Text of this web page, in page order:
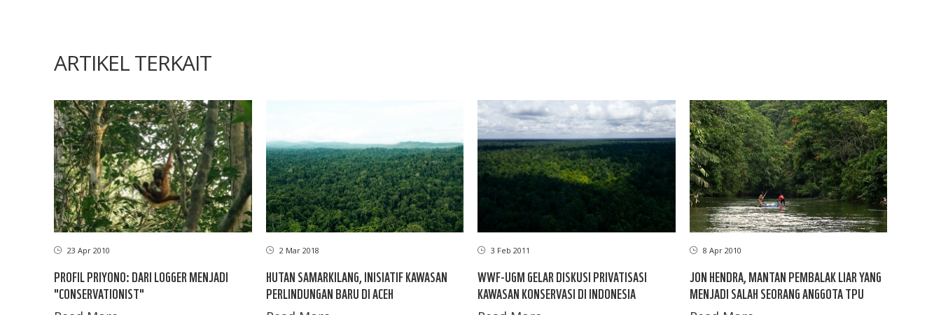
ARTIKEL TERKAIT
23 Apr 2010
PROFIL PRIYONO: DARI LOGGER MENJADI
"CONSERVATIONIST"
2 Mar 2018
HUTAN SAMARKILANG, INISIATIF KAWASAN
PERLINDUNGAN BARU DI ACEH
3 Feb 2011
WWF-UGM GELAR DISKUSI PRIVATISASI
KAWASAN KONSERVASI DI INDONESIA
8 Apr 2010
JON HENDRA, MANTAN PEMBALAK LIAR YANG
MENJADI SALAH SEORANG ANGGOTA TPU